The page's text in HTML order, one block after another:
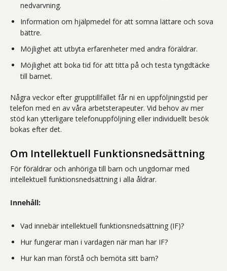
nedvarvning.
Information om hjälpmedel för att somna lättare och sova
bättre.
Möjlighet att utbyta erfarenheter med andra föräldrar.
Möjlighet att boka tid för att titta på och testa tyngdtäcke
till barnet.
Några veckor efter grupptillfället får ni en uppföljningstid per
telefon med en av våra arbetsterapeuter. Vid behov av mer
stöd kan ytterligare telefonuppföljning eller individuellt besök
bokas efter det.
Om Intellektuell Funktionsnedsättning
För föräldrar och anhöriga till barn och ungdomar med
intellektuell funktionsnedsättning i alla åldrar.
Innehåll:
Vad innebär intellektuell funktionsnedsättning (IF)?
Hur fungerar man i vardagen när man har IF?
Hur kan man förstå och bemöta sitt barn?